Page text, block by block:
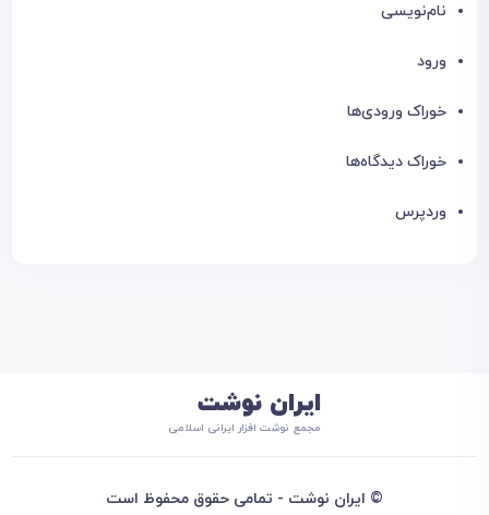
نام‌نویسی
ورود
خوراک ورودی‌ها
خوراک دیدگاه‌ها
وردپرس
ایران نوشت
مجمع نوشت افزار ایرانی اسلامی
© ایران نوشت - تمامی حقوق محفوظ است